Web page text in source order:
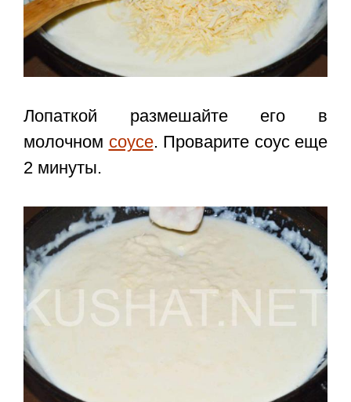
Лопаткой размешайте его в
молочном соусе. Проварите соус еще
2 минуты.